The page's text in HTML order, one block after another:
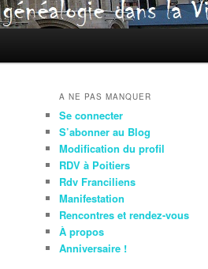
A NE PAS MANQUER
Se connecter
S’abonner au Blog
Modification du profil
RDV à Poitiers
Rdv Franciliens
Manifestation
Rencontres et rendez-vous
À propos
Anniversaire !